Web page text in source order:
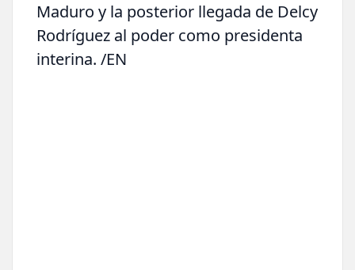
Maduro y la posterior llegada de Delcy
Rodríguez al poder como presidenta
interina. /EN